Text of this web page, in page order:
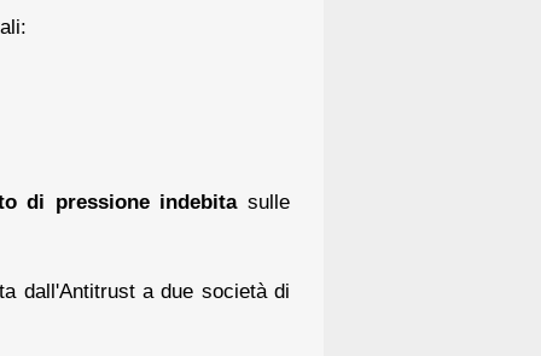
di pressione indebitasulle
dall'Antitrust a due società di